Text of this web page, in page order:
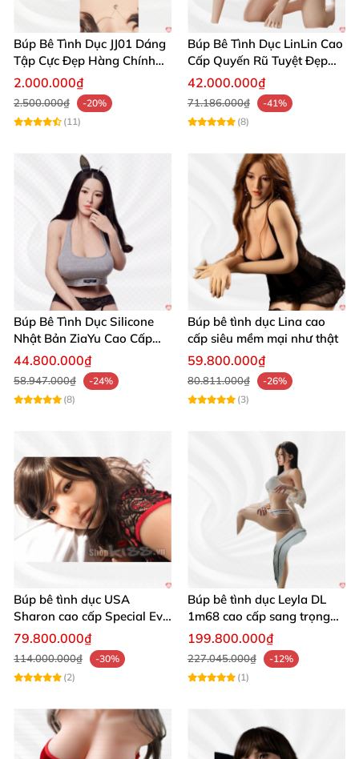
người thật."
Đừng bỏ lỡ cơ hội sở hữu nàng búp bê cô giáo Hao
nổi bật này! 🛒 Hãy liên hệ với chúng tôi để được tư
nghiệm cảm xúc đa chiều của bạn!
Búp Bê Tình Dục JJ01 Dáng
Tập Cực Đẹp Hàng Chính
Hãng
2.000.000₫
2.500.000₫
-20%
(11)
Búp Bê Tình Dục LinLin Cao
Cấp Quyến Rũ Tuyệt Đẹp
Mua Ngay
42.000.000₫
71.186.000₫
-41%
(8)
Búp Bê Tình Dục Silicone
Nhật Bản ZiaYu Cao Cấp
Chính Hãng
44.800.000₫
58.947.000₫
-24%
(8)
Búp bê tình dục Lina cao
cấp siêu mềm mại như thật
59.800.000₫
80.811.000₫
-26%
(3)
Búp bê tình dục USA
Sharon cao cấp Special Evo
chất lượng tốt
79.800.000₫
114.000.000₫
-30%
(2)
Búp bê tình dục Leyla DL
1m68 cao cấp sang trọng
mềm mại
199.800.000₫
227.045.000₫
-12%
(1)